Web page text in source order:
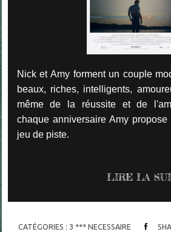
Nick et Amy forment un couple
beaux, riches, intelligents,
même de la réussite et de
chaque anniversaire Amy
jeu de piste.
LIRE LA
CATÉGORIES : 3 *** NECESSAIRE